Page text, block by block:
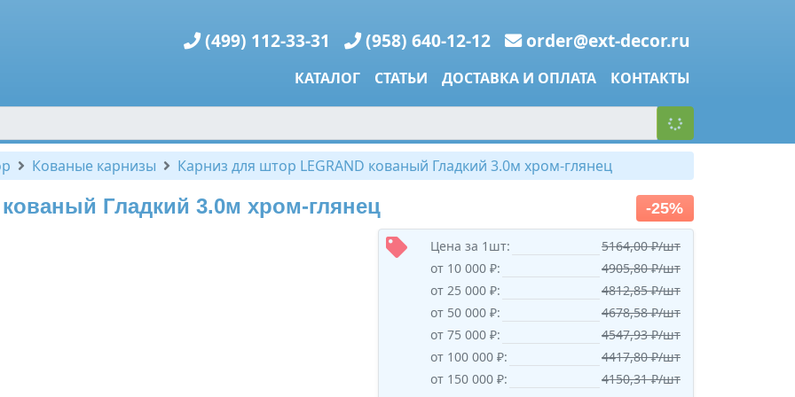
(499) 112-33-31 (958) 640-12-12 order@ext-decor.ru
КАТАЛОГ СТАТЬИ ДОСТАВКА И ОПЛАТА КОНТАКТЫ
Кованые карнизы Карниз для штор LEGRAND кованый Гладкий 3.0м хром-глянец
Гладкий 3.0м хром-глянец -25%
Цена за 1шт:
5164,00 ₽/шт
от 10 000 ₽:
4905,80 ₽/шт
от 25 000 ₽:
4812,85 ₽/шт
от 50 000 ₽:
4678,58 ₽/шт
от 75 000 ₽:
4547,93 ₽/шт
от 100 000 ₽:
4417,80 ₽/шт
от 150 000 ₽:
4150,31 ₽/шт